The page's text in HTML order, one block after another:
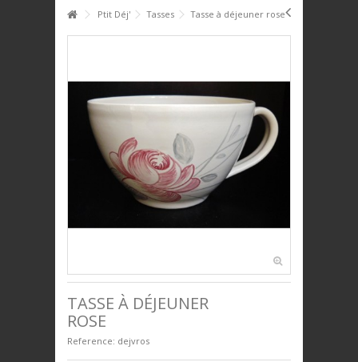
HOME
+
+
+
+
+
+
DÉCO
+
+
PLAQUES DÉCORATIVES
+
ANIMAUX
+
+
UNIVERS ENFANTS
Ptit Déj' Tasses Tasse à déjeuner rose
TASSE À DÉJEUNER
ROSE
Reference: dejvros